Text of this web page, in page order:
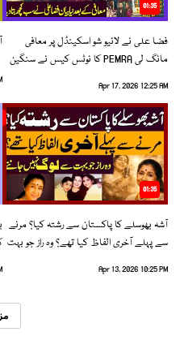
01:35
فضا علی نے لائیو شو اسکینڈل پر معافی
مانگ لی PEMRA کا نوٹس کیس نے سنگین
Apr 17, 2026 12:25 AM
01:35
آشہ بھوسلے کا پاکستان سے رشتہ کیا؟ مرنے
سے پہلے آخری الفاظ کیا تھے؟ وہ راز جو بہت
Apr 13, 2026 10:25 PM